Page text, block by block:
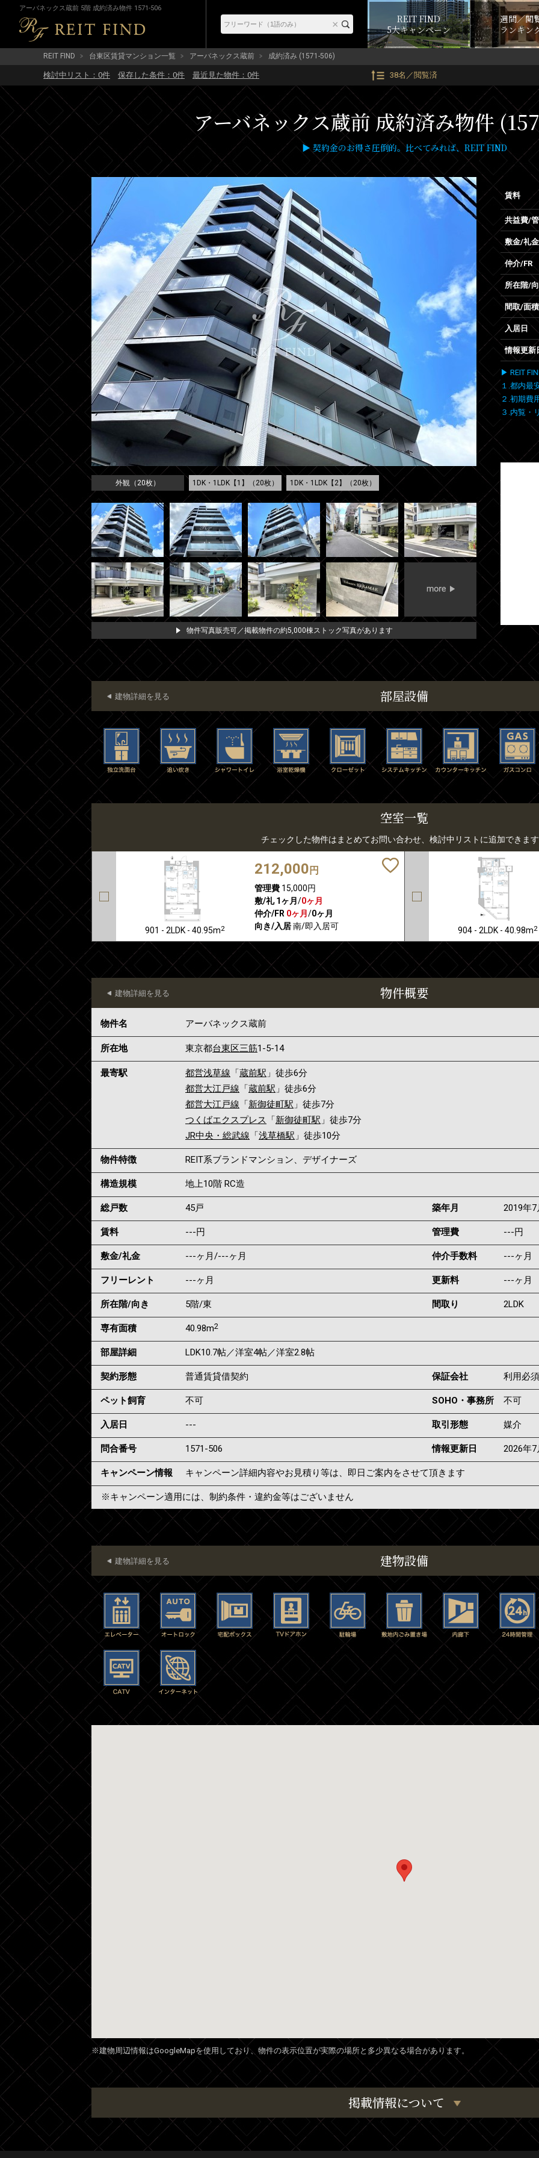
アーバネックス蔵前 5階 成約済み物件 1571-506
REIT FIND
5大キャンペーン
週間／閲
ランキン
REIT FIND 台東区賃貸マンション一覧 アーバネックス蔵前 成約済み (1571-506)
検討中リスト： 0件 保存した条件： 0件 最近見た物件： 0件 38名／閲覧済
アーバネックス蔵前 成約済み物件
▶ 契約金のお得さ圧倒的。比べてみれば、REIT FIND
外観（20枚） 1DK・1LDK【1】（20枚） 1DK・1LDK【2】（20枚）
物件写真販売可／掲載物件の約5,000棟ストック写真があります
賃料
共益費/
敷金/礼金
仲介/FR
所在階/
間取/面積
入居日
情報更新
▶ REIT
１.都内最
２.初期費
３.内覧・
部屋設備
建物詳細を見る
空室一覧
チェックした物件はまとめてお問い合わせ、検討中リストに追加できま
901 - 2LDK - 40.95m2
212,000 円
管理費15,000円
敷/礼 1ヶ月 /0ヶ月
仲介/FR 0ヶ月 /0ヶ月
向き/入居南/即入居可 904 - 2LDK - 40.98m2
物件概要
建物詳細を見る
物件名 アーバネックス蔵前
所在地 東京都台東区三筋1-5-14
最寄駅 都営浅草線 「蔵前駅 」徒歩6分
都営大江戸線 「蔵前駅 」徒歩6分
都営大江戸線 「新御徒町駅 」徒歩7分
つくばエクスプレス
「新御徒町駅 」徒歩7分
JR中央・総武線 「浅草橋駅 」徒歩10分
物件特徴 REIT系ブランドマンション、デザイナーズ
構造規模 地上10階 RC造
総戸数 45戸 築年月 2019年7
賃料 ---円 管理費 ---円
敷金/礼金 ---ヶ月/---ヶ月 仲介手数料 ---ヶ月
フリーレント ---ヶ月 更新料 ---ヶ月
所在階/向き 5階/東 間取り 2LDK
専有面積 40.98m2
部屋詳細 LDK10.7帖／洋室4帖／洋室2.8帖
契約形態 普通賃貸借契約 保証会社 利用必須
ペット飼育 不可 SOHO・事務所 不可
入居日 --- 取引形態 媒介
問合番号 1571-506 情報更新日 2026年
キャンペーン情報 キャンペーン詳細内容やお見積り等は、即日ご案内をさせて頂きます
※キャンペーン適用には、制約条件・違約金等はございません
建物設備
建物詳細を見る
※建物周辺情報はGoogleMapを使用しており、物件の表示位置が実際の場所と多少異なる場合があります。
掲載情報について